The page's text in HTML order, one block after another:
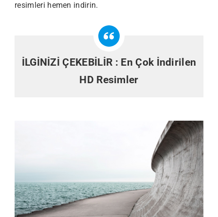
resimleri hemen indirin.
İLGİNİZİ ÇEKEBİLİR : En Çok İndirilen
HD Resimler